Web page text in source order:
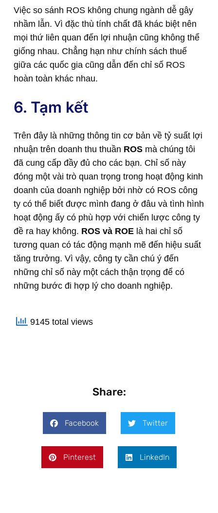
Việc so sánh ROS không chung ngành dễ gây
nhầm lẫn. Vì đặc thù tính chất đã khác biệt nên
mọi thứ liên quan đến lợi nhuận cũng không thể
giống nhau. Chẳng hạn như chính sách thuế
giữa các quốc gia cũng dẫn đến chỉ số ROS
hoàn toàn khác nhau.
6. Tạm kết
Trên đây là những thông tin cơ bản về tỷ suất lợi
nhuận trên doanh thu thuần ROS mà chúng tôi
đã cung cấp đầy đủ cho các bạn. Chỉ số này
đóng một vài trò quan trọng trong hoạt động kinh
doanh của doanh nghiệp bởi nhờ có ROS công
ty có thể biết được mình đang ở đâu và tình hình
hoạt động ấy có phù hợp với chiến lược công ty
đề ra hay không. ROS và ROE là hai chỉ số
tương quan có tác động mạnh mẽ đến hiệu suất
tăng trưởng. Vì vậy, công ty cần chú ý đến
những chỉ số này một cách thận trọng để có
những bước đi hợp lý cho doanh nghiệp.
9145 total views
Share:
Facebook Twitter
Pinterest LinkedIn